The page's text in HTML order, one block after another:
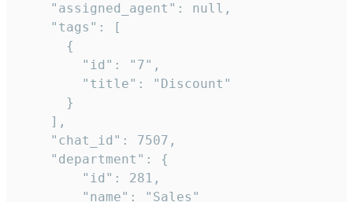
    "assigned_agent": null,
    "tags": [
      {
        "id": "7",
        "title": "Discount"
      }
    ],
    "chat_id": 7507,
    "department": {
        "id": 281,
        "name": "Sales"